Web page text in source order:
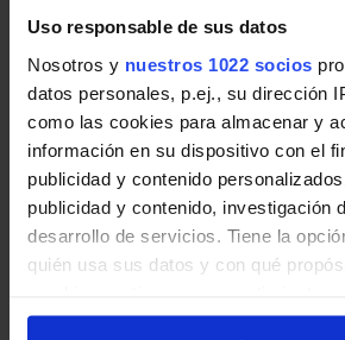
Uso responsable de sus datos
Nosotros y nuestros 1022 socios
datos personales, p.ej., su dirección
como las cookies para almacenar y
información en su dispositivo con el
publicidad y contenido
publicidad y contenido, investigación
desarrollo de servicios. Tiene la
quién usa sus datos y con qué
momento desde la Declaración de
trenes deRodalíes de Barcelona
de los usuarios el teléfono
900 41
contactar con su oficina de objetos
ElCentro de Atención al Viajero
la estación de Barcelona Sants en
domingo de 6:30 a 23:00.
Rodalíes de Barcelona
Objetos perdidos en